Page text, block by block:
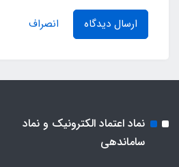
ارسال دیدگاه انصراف
نماد اعتماد الکترونیک و نماد
ساماندهی